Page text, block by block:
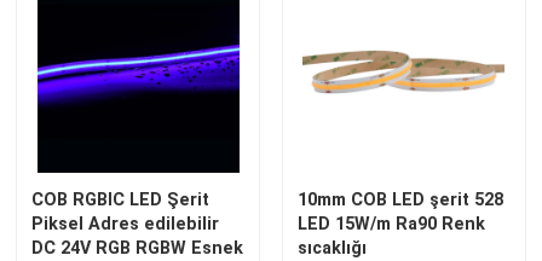
Arka Işık LED Çubuğu
LED Şerit Güç Kaynağı
COB RGBIC LED Şerit
Piksel Adres edilebilir
DC 24V RGB RGBW Esnek
10mm COB LED şerit 528
LED 15W/m Ra90 Renk
sıcaklığı